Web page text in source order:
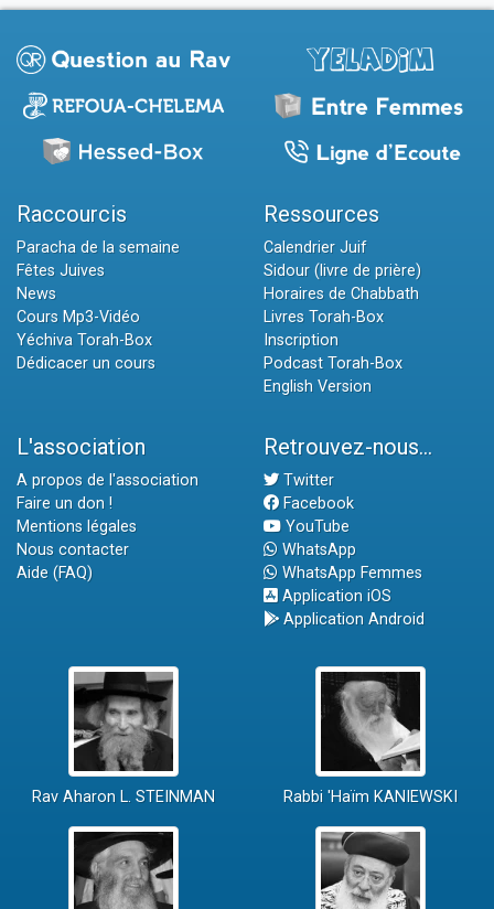
Raccourcis
Paracha de la semaine
Fêtes Juives
News
Cours Mp3-Vidéo
Yéchiva Torah-Box
Dédicacer un cours
Ressources
Calendrier Juif
Sidour (livre de prière)
Horaires de Chabbath
Livres Torah-Box
Inscription
Podcast Torah-Box
English Version
L'association
A propos de l'association
Faire un don !
Mentions légales
Nous contacter
Aide (FAQ)
Retrouvez-nous...
Twitter
Facebook
YouTube
WhatsApp
WhatsApp Femmes
Application iOS
Application Android
Rav Aharon L. STEINMAN Rabbi 'Haïm KANIEWSKI